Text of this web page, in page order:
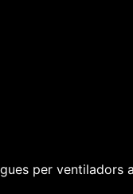
per ventiladors